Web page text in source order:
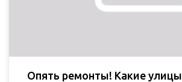
Опять ремонты! Какие улицы